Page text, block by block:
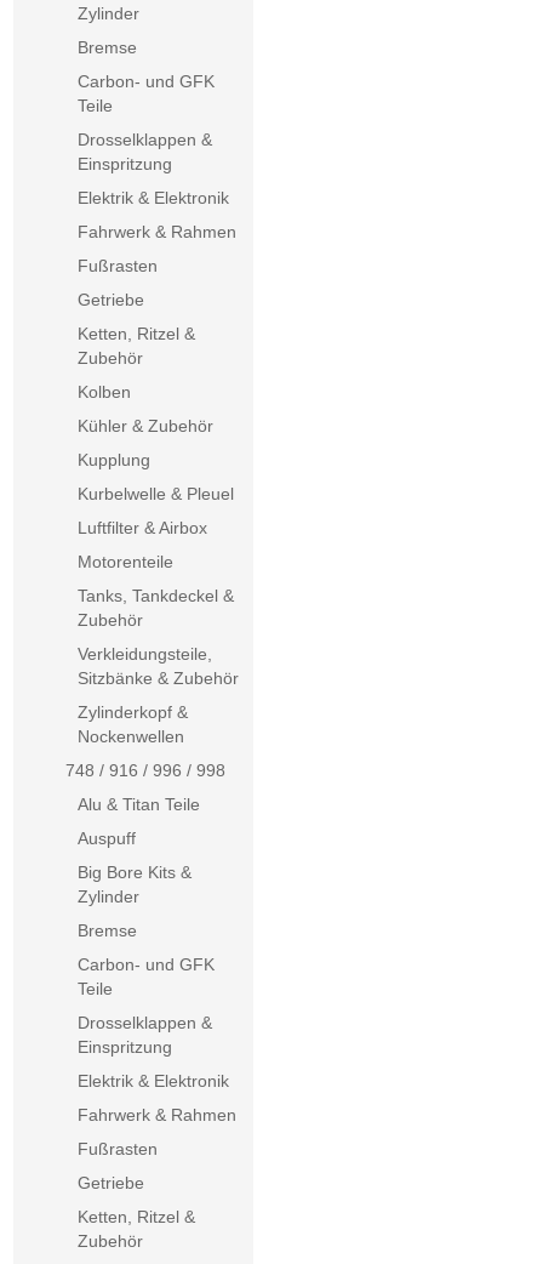
Zylinder
Bremse
Carbon- und GFK
Teile
Drosselklappen &
Einspritzung
Elektrik & Elektronik
Fahrwerk & Rahmen
Fußrasten
Getriebe
Ketten, Ritzel &
Zubehör
Kolben
Kühler & Zubehör
Kupplung
Kurbelwelle & Pleuel
Luftfilter & Airbox
Motorenteile
Tanks, Tankdeckel &
Zubehör
Verkleidungsteile,
Sitzbänke & Zubehör
Zylinderkopf &
Nockenwellen
748 / 916 / 996 / 998
Alu & Titan Teile
Auspuff
Big Bore Kits &
Zylinder
Bremse
Carbon- und GFK
Teile
Drosselklappen &
Einspritzung
Elektrik & Elektronik
Fahrwerk & Rahmen
Fußrasten
Getriebe
Ketten, Ritzel &
Zubehör